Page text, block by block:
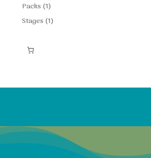
Packs 11
produit
Stages 11